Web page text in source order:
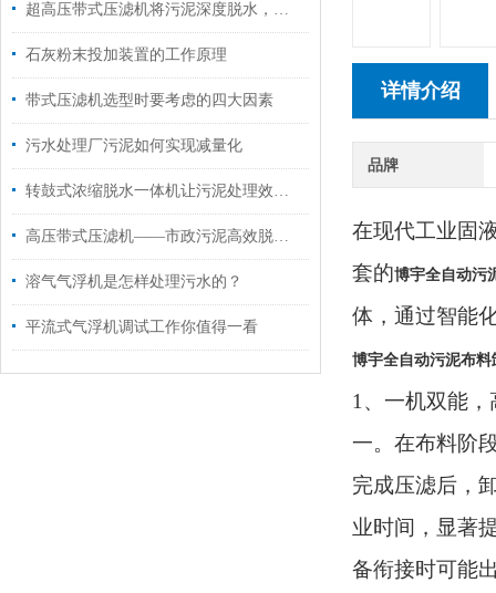
超高压带式压滤机将污泥深度脱水，让污泥处置更轻松！
石灰粉末投加装置的工作原理
带式压滤机选型时要考虑的四大因素
污水处理厂污泥如何实现减量化
转鼓式浓缩脱水一体机让污泥处理效率翻倍
高压带式压滤机——市政污泥高效脱水的关键设备
溶气气浮机是怎样处理污水的？
平流式气浮机调试工作你值得一看
详情介绍
品牌
在现代工业固
套的博宇全自动污
体，通过智能
博宇全自动污泥布料
1、 一机双能，
一。在布料阶
完成压滤后，
业时间，显著
备衔接时可能